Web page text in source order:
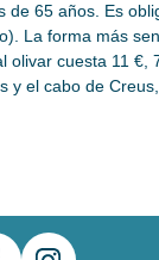
de 65 años. Es
La forma más
olivar cuesta 11 €,
y el cabo de